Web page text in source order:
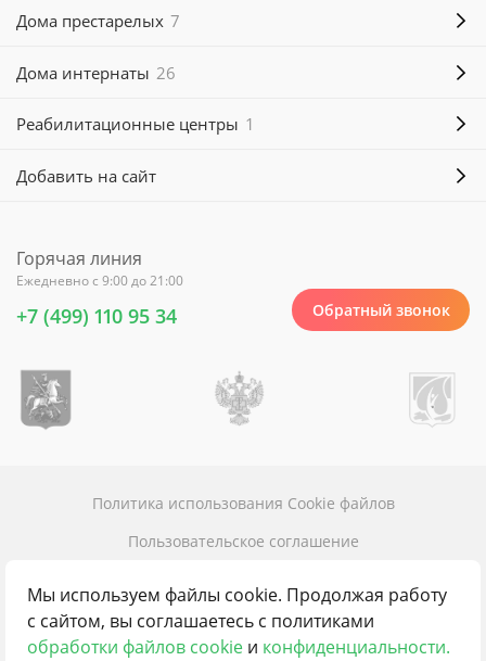
Добавить на сайт
Дома престарелых 7
Дома интернаты 26
Реабилитационные центры 1
Горячая линия
Ежедневно с 9:00 до 21:00
+7 (499) 110 95 34 Обратный звонок
Контакты
Карта сайта
Пользовательское соглашение
Политика использования Cookie файлов
Мы используем файлы cookie. Продолжая работу
с сайтом, вы соглашаетесь с политиками
обработки файлов cookie и конфиденциальности.